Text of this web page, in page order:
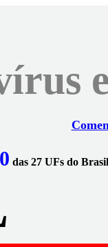
0 das 27 UFs do